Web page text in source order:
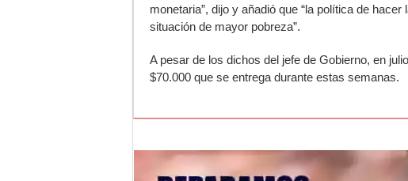
monetaria”, dijo y añadió que “la política de
situación de mayor pobreza”.
A pesar de los dichos del jefe de Gobierno, en
$70.000 que se entrega durante estas semanas.